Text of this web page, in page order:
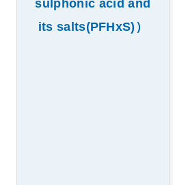
sulphonic acid and
its salts(PFHxS)）